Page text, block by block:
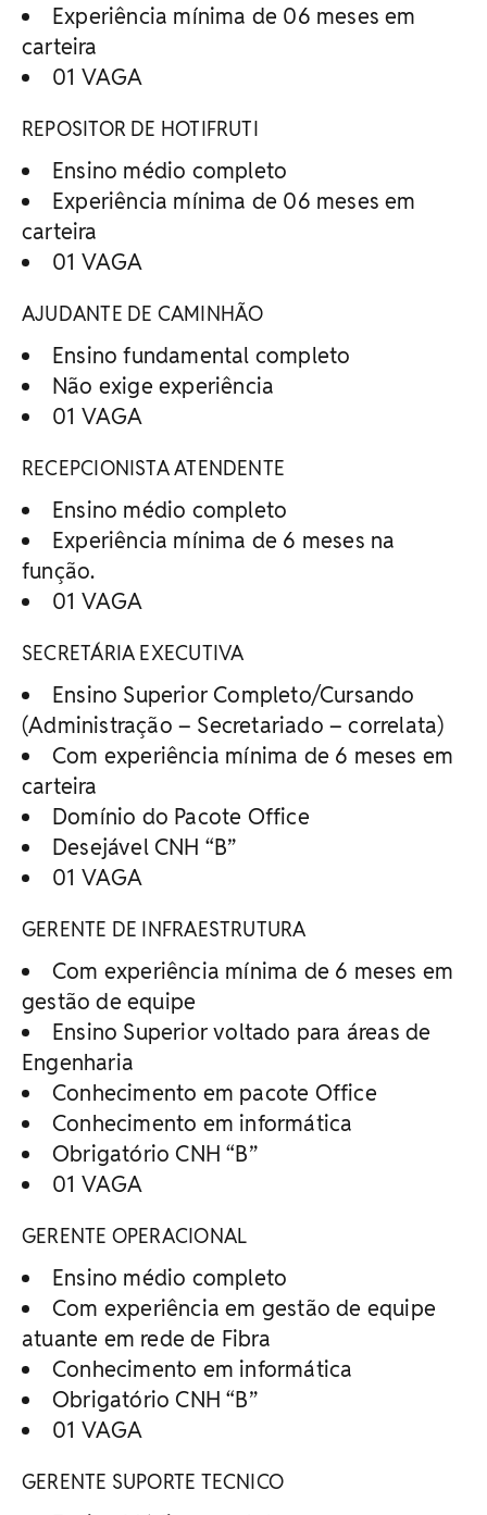
Experiência mínima de 06 meses em
carteira
01 VAGA
REPOSITOR DE HOTIFRUTI
Ensino médio completo
Experiência mínima de 06 meses em
carteira
01 VAGA
AJUDANTE DE CAMINHÃO
Ensino fundamental completo
Não exige experiência
01 VAGA
RECEPCIONISTA ATENDENTE
Ensino médio completo
Experiência mínima de 6 meses na
função.
01 VAGA
SECRETÁRIA EXECUTIVA
Ensino Superior Completo/Cursando
(Administração – Secretariado – correlata)
Com experiência mínima de 6 meses em
carteira
Domínio do Pacote Office
Desejável CNH “B”
01 VAGA
GERENTE DE INFRAESTRUTURA
Com experiência mínima de 6 meses em
gestão de equipe
Ensino Superior voltado para áreas de
Engenharia
Conhecimento em pacote Office
Conhecimento em informática
Obrigatório CNH “B”
01 VAGA
GERENTE OPERACIONAL
Ensino médio completo
Com experiência em gestão de equipe
atuante em rede de Fibra
Conhecimento em informática
Obrigatório CNH “B”
01 VAGA
GERENTE SUPORTE TECNICO